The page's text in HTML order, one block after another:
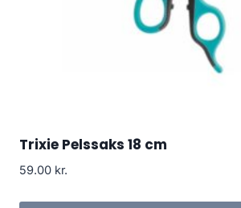
Trixie Pelssaks 18 cm
59.00 kr.